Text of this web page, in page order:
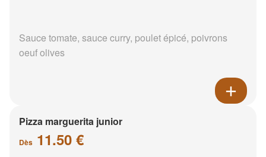
Sauce tomate, sauce curry, poulet épicé, poivrons
oeuf olives
Pizza marguerita junior
Dès 11.50 €